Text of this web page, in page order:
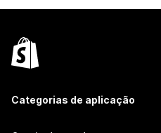
Categorias de aplicação